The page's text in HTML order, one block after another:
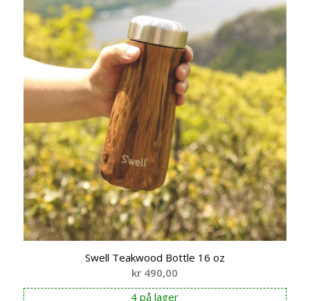
Swell Teakwood Bottle 16 oz
kr 490,00
4 på lager